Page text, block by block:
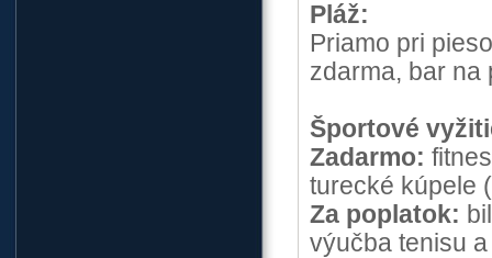
Pláž:
Priamo pri
zdarma, bar na
Športové
Zadarmo:
turecké kúpele
Za poplatok:
výučba tenisu